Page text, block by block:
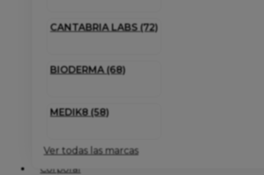
CANTABRIA LABS (72)
BIODERMA (68)
MEDIK8 (58)
Ver todas las marcas
Corporal